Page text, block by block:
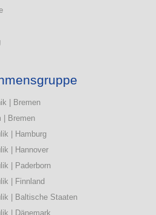
| Bremen
| Bremen
| Hamburg
| Hannover
| Paderborn
| Finnland
| Baltische Staaten
| Dänemark